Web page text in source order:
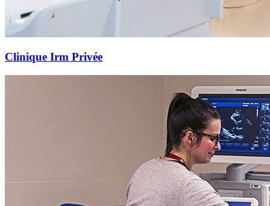
Clinique Irm Privée